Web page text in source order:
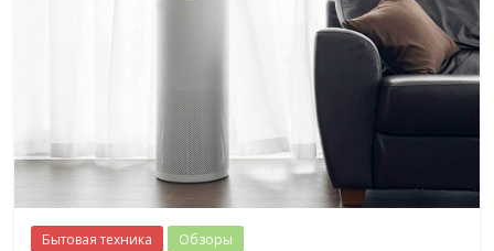
Бытовая техника Обзоры